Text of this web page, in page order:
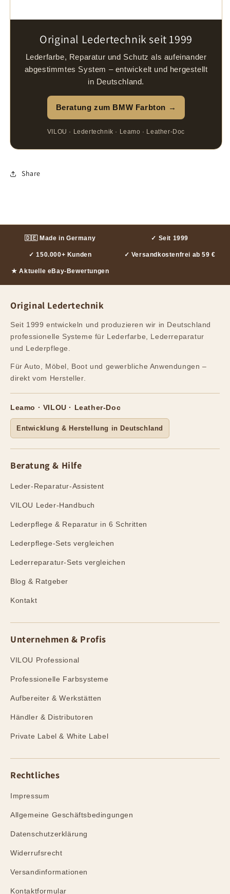
Original Ledertechnik seit 1999
Lederfarbe, Reparatur und Schutz als aufeinander
abgestimmtes System – entwickelt und hergestellt
in Deutschland.
Beratung zum BMW Farbton →
VILOU · Ledertechnik · Leamo · Leather-Doc
Share
🇩🇪 Made in Germany ✓ Seit 1999
✓ 150.000+ Kunden ✓ Versandkostenfrei ab 59 €
★ Aktuelle eBay-Bewertungen
Original Ledertechnik
Seit 1999 entwickeln und produzieren wir in Deutschland
professionelle Systeme für Lederfarbe, Lederreparatur
und Lederpflege.
Für Auto, Möbel, Boot und gewerbliche Anwendungen –
direkt vom Hersteller.
Leamo · VILOU · Leather-Doc
Entwicklung & Herstellung in Deutschland
Beratung & Hilfe
Leder-Reparatur-Assistent
VILOU Leder-Handbuch
Lederpflege & Reparatur in 6 Schritten
Lederpflege-Sets vergleichen
Lederreparatur-Sets vergleichen
Blog & Ratgeber
Kontakt
Unternehmen & Profis
VILOU Professional
Professionelle Farbsysteme
Aufbereiter & Werkstätten
Händler & Distributoren
Private Label & White Label
Rechtliches
Impressum
Allgemeine Geschäftsbedingungen
Datenschutzerklärung
Widerrufsrecht
Versandinformationen
Kontaktformular